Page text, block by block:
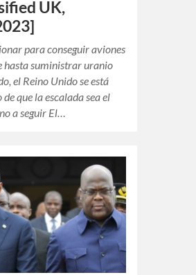
UK,
para conseguir aviones
hasta suministrar uranio
el Reino Unido se está
de que la escalada sea el
a seguir El…